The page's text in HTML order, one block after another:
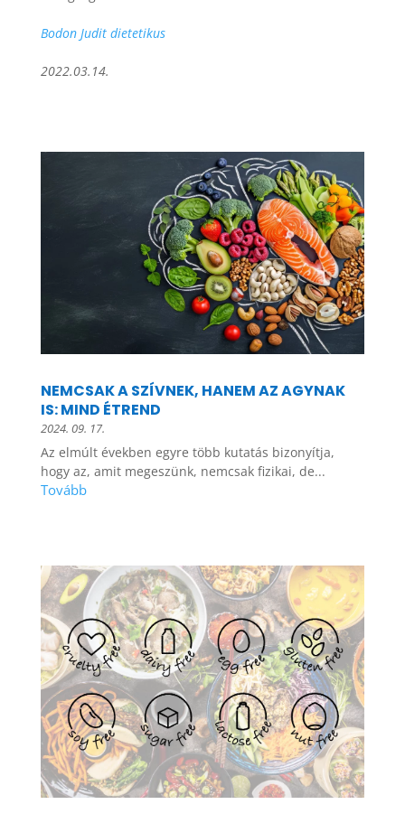
Bodon Judit dietetikus
2022.03.14.
NEMCSAK A SZÍVNEK, HANEM AZ AGYNAK
IS: MIND ÉTREND
2024. 09. 17.
Az elmúlt években egyre több kutatás bizonyítja,
hogy az, amit megeszünk, nemcsak fizikai, de...